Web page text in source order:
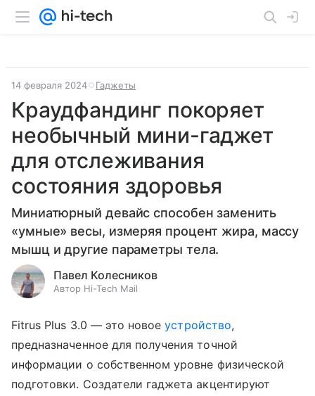
14 февраля 2024 Гаджеты
Краудфандинг покоряет
необычный мини-гаджет
для отслеживания
состояния здоровья
Миниатюрный девайс способен заменить
«умные» весы, измеряя процент жира, массу
мышц и другие параметры тела.
Павел Колесников
Автор Hi-Tech Mail
Fitrus Plus 3.0 — это новоеустройство,
предназначенное для получения точной
информации о собственном уровне физической
подготовки. Создатели гаджета акцентируют